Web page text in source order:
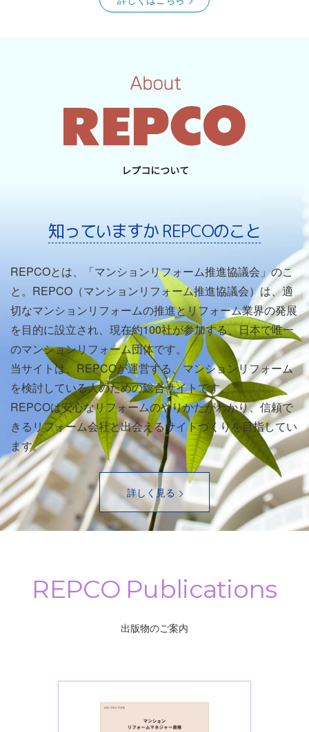
知っていますか REPCOのこと
REPCOとは、「マンションリフォーム推進協議会」のこ
と。REPCO（マンションリフォーム推進協議会）は、適
切なマンションリフォームの推進とリフォーム業界の発展
を目的に設立され、現在約100社が参加する、日本で唯一
のマンションリフォーム団体です。
当サイトは、REPCOが運営する、マンションリフォーム
を検討している人のための総合サイトです。
REPCOは安心なリフォームのやりかたがわかり、信頼で
きるリフォーム会社と出会えるサイトづくりを目指してい
ます。
詳しく見る
出版物のご案内